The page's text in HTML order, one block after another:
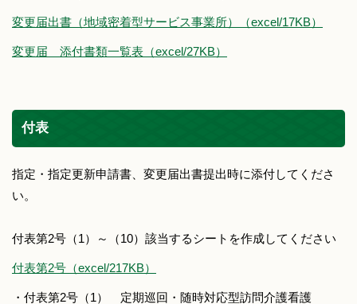
変更届出書（地域密着型サービス事業所）（excel/17KB）
変更届 添付書類一覧表（excel/27KB）
付表
指定・指定更新申請書、変更届出書提出時に添付してくださ
い。
付表第2号（1）～（10）該当するシートを作成してください
付表第2号（excel/217KB）
・付表第2号（1） 定期巡回・随時対応型訪問介護看護